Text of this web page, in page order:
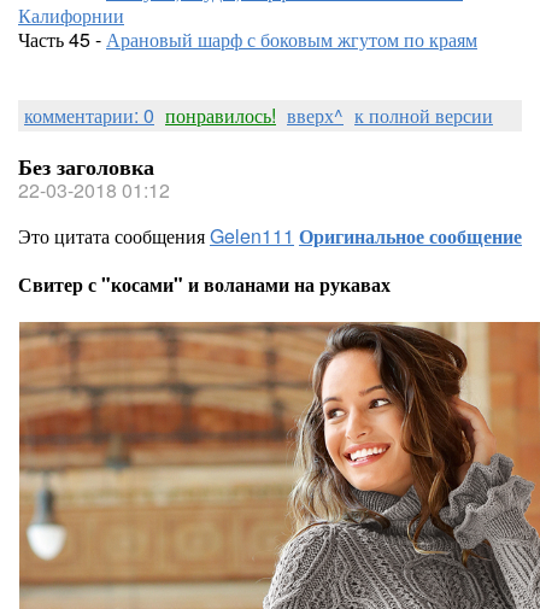
Калифорнии
Часть 45 -Арановый шарф с боковым жгутом по краям
комментарии: 0 понравилось! вверх^ к полной версии
Без заголовка
22-03-2018 01:12
Это цитата сообщенияGelen111 Оригинальное сообщение
Свитер с "косами" и воланами на рукавах